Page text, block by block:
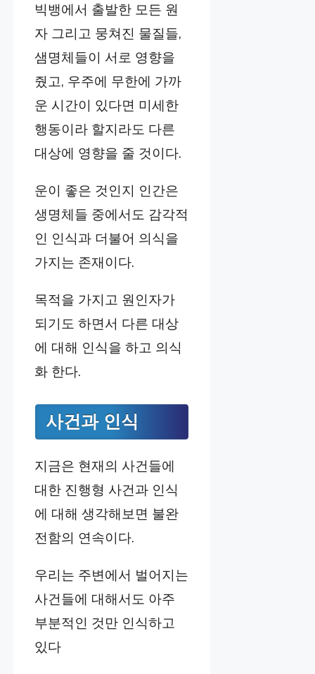
빅뱅에서 출발한 모든 원
자 그리고 뭉쳐진 물질들,
샘명체들이 서로 영향을
줬고, 우주에 무한에 가까
운 시간이 있다면 미세한
행동이라 할지라도 다른
대상에 영향을 줄 것이다.
운이 좋은 것인지 인간은
생명체들 중에서도 감각적
인 인식과 더불어 의식을
가지는 존재이다.
목적을 가지고 원인자가
되기도 하면서 다른 대상
에 대해 인식을 하고 의식
화 한다.
사건과 인식
지금은 현재의 사건들에
대한 진행형 사건과 인식
에 대해 생각해보면 불완
전함의 연속이다.
우리는 주변에서 벌어지는
사건들에 대해서도 아주
부분적인 것만 인식하고
있다